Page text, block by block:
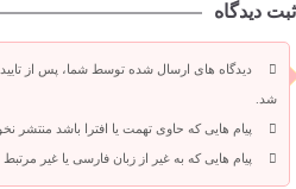
ثبت دیدگاه
دیدگاه های ارسال شده توسط شما، پس از
شد.
پیام هایی که حاوی تهمت یا افترا باشد منتشر
پیام هایی که به غیر از زبان فارسی یا غیر